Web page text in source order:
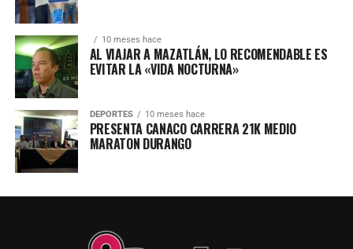
10 meses hace
AL VIAJAR A MAZATLÁN, LO RECOMENDABLE ES
EVITAR LA «VIDA NOCTURNA»
DEPORTES 10 meses hace
PRESENTA CANACO CARRERA 21K MEDIO
MARATON DURANGO